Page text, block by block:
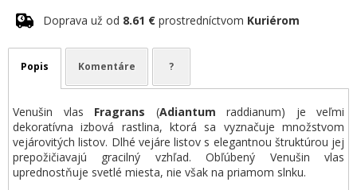
Doprava už od 8.61 € prostredníctvom Kuriérom
Popis Komentáre ?
Venušin vlas Fragrans (Adiantum raddianum) je veľmi
dekoratívna izbová rastlina, ktorá sa vyznačuje množstvom
vejárovitých listov. Dlhé vejáre listov s elegantnou štruktúrou jej
prepožičiavajú gracilný vzhľad. Obľúbený Venušin vlas
uprednostňuje svetlé miesta, nie však na priamom slnku.